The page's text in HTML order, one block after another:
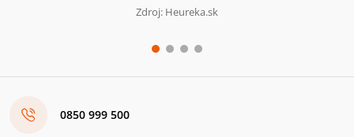
Zdroj: Heureka.sk
0850 999 500